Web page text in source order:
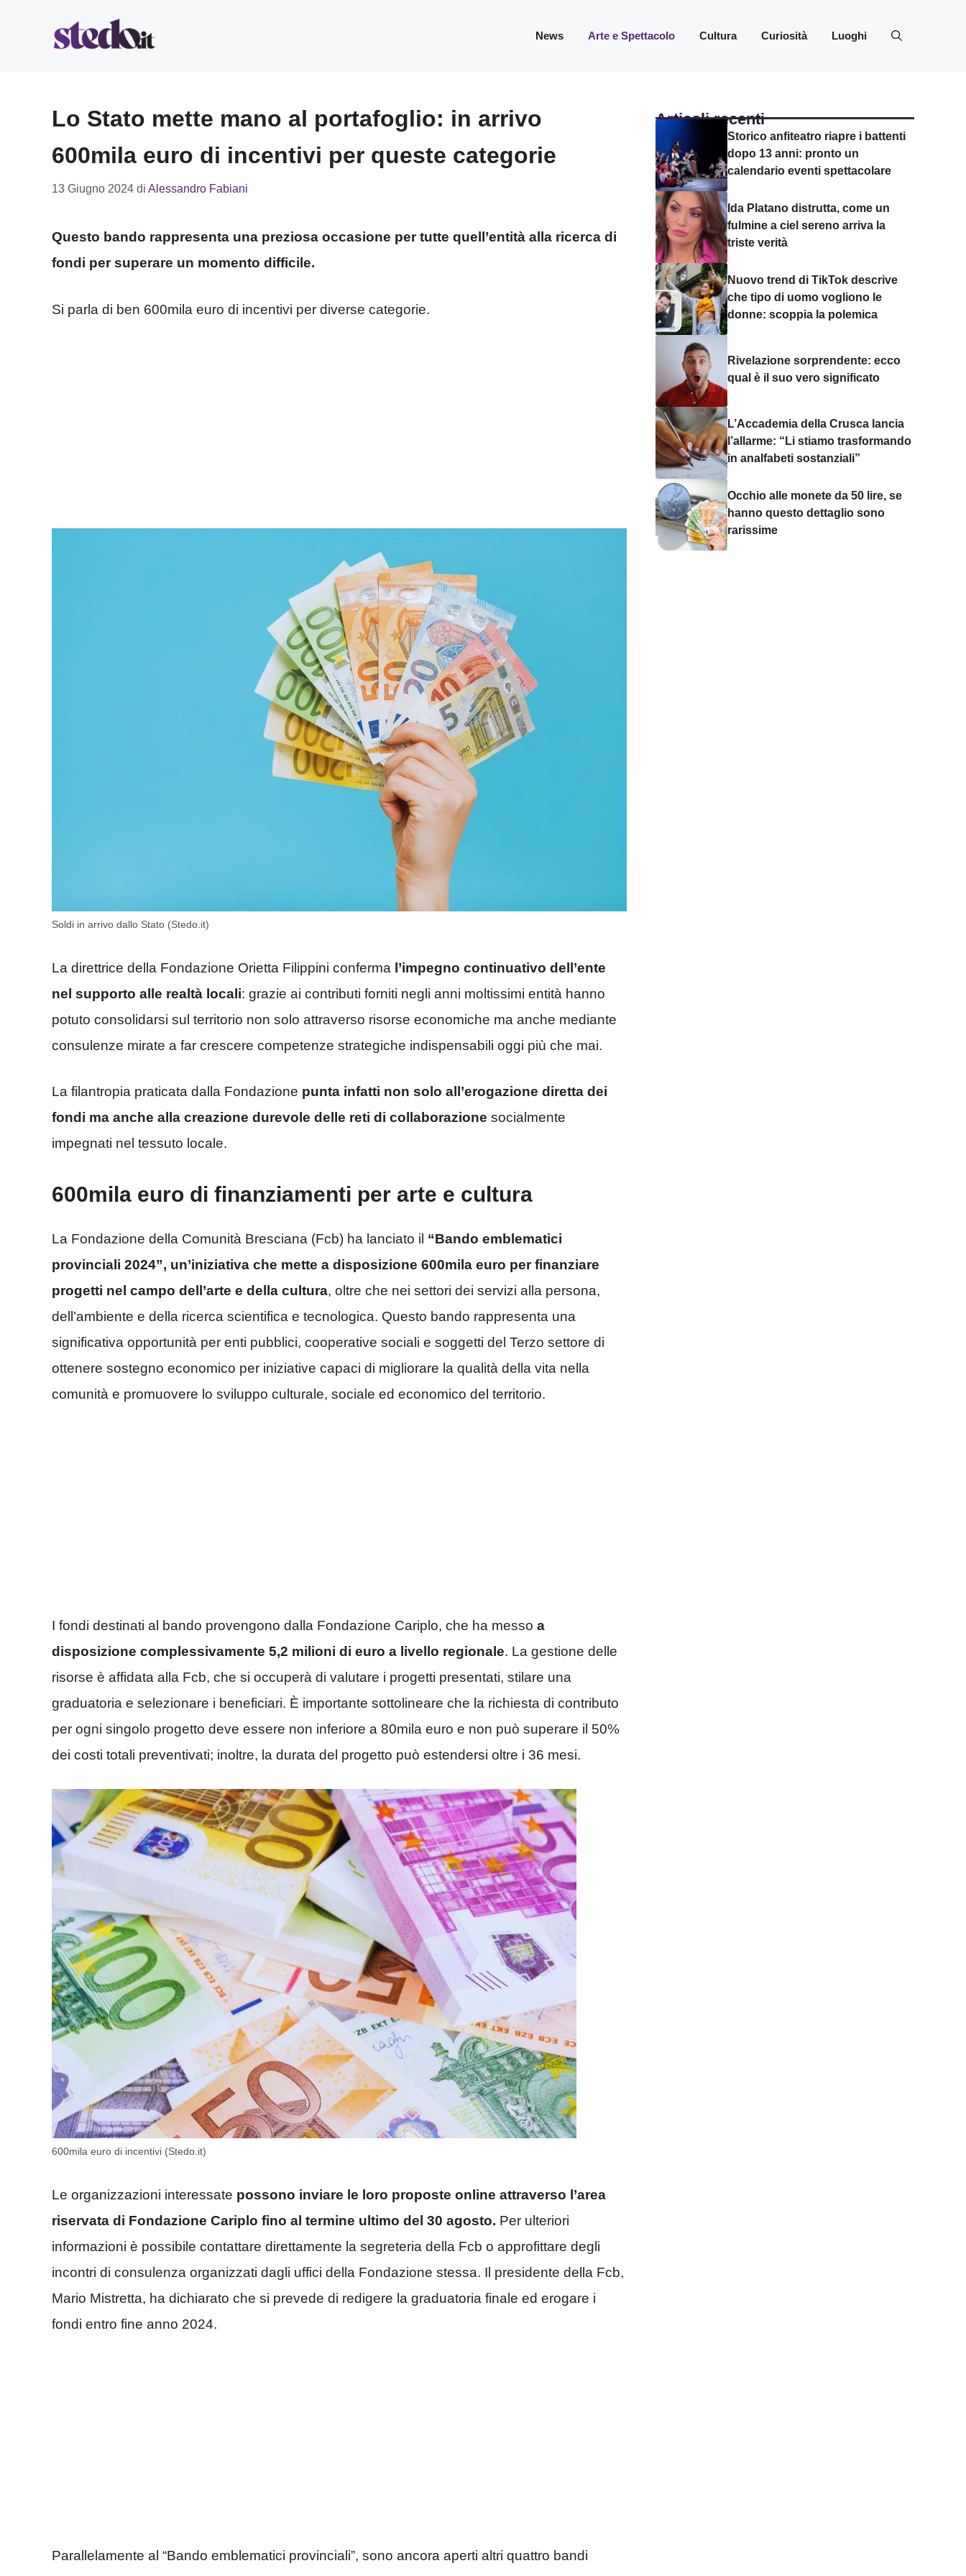
News Arte e Spettacolo Cultura Curiosità Luoghi
Lo Stato mette mano al portafoglio: in arrivo
600mila euro di incentivi per queste categorie
13 Giugno 2024 di Alessandro Fabiani
Questo bando rappresenta una preziosa occasione per tutte quell’entità alla ricerca di
fondi per superare un momento difficile.
Si parla di ben 600mila euro di incentivi per diverse categorie.
Soldi in arrivo dallo Stato (Stedo.it)
La direttrice della Fondazione Orietta Filippini conferma l’impegno continuativo dell’ente
nel supporto alle realtà locali: grazie ai contributi forniti negli anni moltissimi entità hanno
potuto consolidarsi sul territorio non solo attraverso risorse economiche ma anche mediante
consulenze mirate a far crescere competenze strategiche indispensabili oggi più che mai.
La filantropia praticata dalla Fondazione punta infatti non solo all’erogazione diretta dei
fondi ma anche alla creazione durevole delle reti di collaborazione socialmente
impegnati nel tessuto locale.
600mila euro di finanziamenti per arte e cultura
La Fondazione della Comunità Bresciana (Fcb) ha lanciato il “Bando emblematici
provinciali 2024”, un’iniziativa che mette a disposizione 600mila euro per finanziare
progetti nel campo dell’arte e della cultura, oltre che nei settori dei servizi alla persona,
dell’ambiente e della ricerca scientifica e tecnologica. Questo bando rappresenta una
significativa opportunità per enti pubblici, cooperative sociali e soggetti del Terzo settore di
ottenere sostegno economico per iniziative capaci di migliorare la qualità della vita nella
comunità e promuovere lo sviluppo culturale, sociale ed economico del territorio.
I fondi destinati al bando provengono dalla Fondazione Cariplo, che ha messo a
disposizione complessivamente 5,2 milioni di euro a livello regionale. La gestione delle
risorse è affidata alla Fcb, che si occuperà di valutare i progetti presentati, stilare una
graduatoria e selezionare i beneficiari. È importante sottolineare che la richiesta di contributo
per ogni singolo progetto deve essere non inferiore a 80mila euro e non può superare il 50%
dei costi totali preventivati; inoltre, la durata del progetto può estendersi oltre i 36 mesi.
600mila euro di incentivi (Stedo.it)
Le organizzazioni interessate possono inviare le loro proposte online attraverso l’area
riservata di Fondazione Cariplo fino al termine ultimo del 30 agosto. Per ulteriori
informazioni è possibile contattare direttamente la segreteria della Fcb o approfittare degli
incontri di consulenza organizzati dagli uffici della Fondazione stessa. Il presidente della Fcb,
Mario Mistretta, ha dichiarato che si prevede di redigere la graduatoria finale ed erogare i
fondi entro fine anno 2024.
Parallelamente al “Bando emblematici provinciali”, sono ancora aperti altri quattro bandi
Articoli recenti
Storico anfiteatro riapre i battenti
dopo 13 anni: pronto un
calendario eventi spettacolare
Ida Platano distrutta, come un
fulmine a ciel sereno arriva la
triste verità
Nuovo trend di TikTok descrive
che tipo di uomo vogliono le
donne: scoppia la polemica
Rivelazione sorprendente: ecco
qual è il suo vero significato
L’Accademia della Crusca lancia
l’allarme: “Li stiamo trasformando
in analfabeti sostanziali”
Occhio alle monete da 50 lire, se
hanno questo dettaglio sono
rarissime